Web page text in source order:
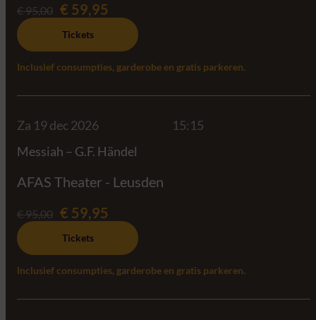
€ 95,00 € 59,95
Tickets
Inclusief consumpties, garderobe en gratis parkeren.
Za 19 dec 2026
15:15
Messiah – G.F. Händel
AFAS Theater - Leusden
€ 95,00 € 59,95
Tickets
Inclusief consumpties, garderobe en gratis parkeren.